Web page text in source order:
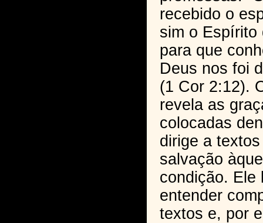
recebido o
sim o Espírito
para que
Deus nos foi
(1 Cor 2:12).
revela as
colocadas
dirige a
salvação
condição. Ele
entender
textos e, por